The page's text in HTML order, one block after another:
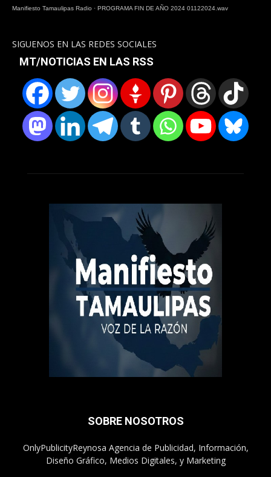
Manifiesto Tamaulipas Radio · PROGRAMA FIN DE AÑO 2024 01122024.wav
SIGUENOS EN LAS REDES SOCIALES
MT/NOTICIAS EN LAS RSS
SOBRE NOSOTROS
OnlyPublicityReynosa Agencia de Publicidad, Información,
Diseño Gráfico, Medios Digitales, y Marketing